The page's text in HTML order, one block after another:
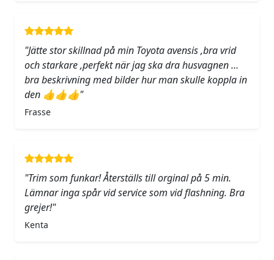
"Jätte stor skillnad på min Toyota avensis ,bra vrid
och starkare ,perfekt när jag ska dra husvagnen …
bra beskrivning med bilder hur man skulle koppla in
den 👍👍👍"
Frasse
"Trim som funkar! Återställs till orginal på 5 min.
Lämnar inga spår vid service som vid flashning. Bra
grejer!"
Kenta